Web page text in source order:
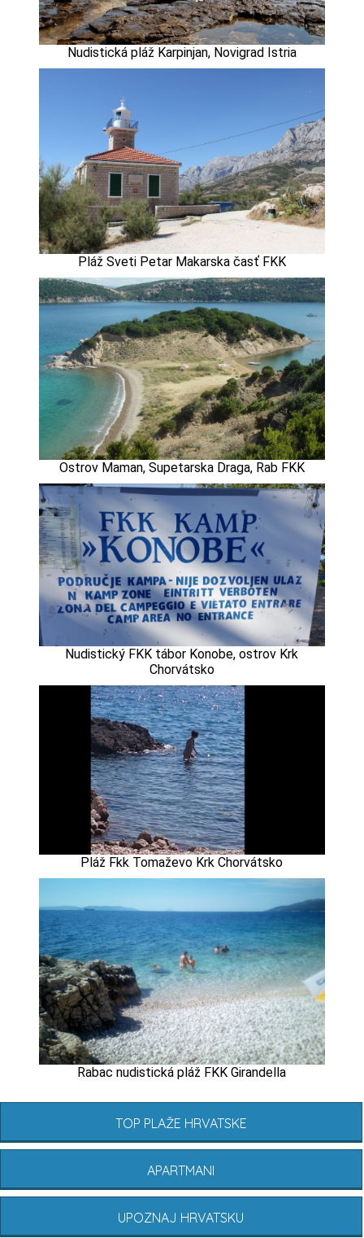
Nudistická pláž Karpinjan, Novigrad Istria
Pláž Sveti Petar Makarska časť FKK
Ostrov Maman, Supetarska Draga, Rab FKK
Nudistický FKK tábor Konobe, ostrov Krk
Chorvátsko
Pláž Fkk Tomaževo Krk Chorvátsko
Rabac nudistická pláž FKK Girandella
TOP PLAŽE HRVATSKE
APARTMANI
UPOZNAJ HRVATSKU